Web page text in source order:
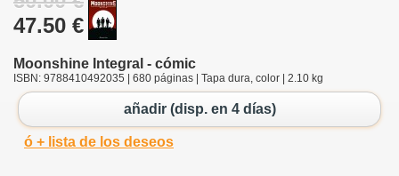
47.50 €
Moonshine Integral - cómic
ISBN: 9788410492035 | 680 páginas | Tapa dura, color | 2.10 kg
añadir (disp. en 4 días)
ó + lista de los deseos